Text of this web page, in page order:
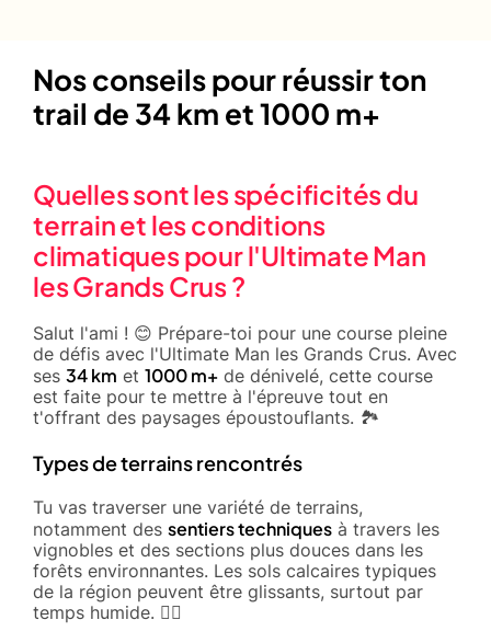
Nos conseils pour réussir ton
trail de 34 km et 1000 m+
Quelles sont les spécificités du
terrain et les conditions
climatiques pour l'Ultimate Man
les Grands Crus ?
Salut l'ami ! 😊 Prépare-toi pour une course pleine
de défis avec l'Ultimate Man les Grands Crus. Avec
ses 34 km et 1000 m+ de dénivelé, cette course
est faite pour te mettre à l'épreuve tout en
t'offrant des paysages époustouflants. 🏞️
Types de terrains rencontrés
Tu vas traverser une variété de terrains,
notamment des sentiers techniques à travers les
vignobles et des sections plus douces dans les
forêts environnantes. Les sols calcaires typiques
de la région peuvent être glissants, surtout par
temps humide. 🚶‍♂️